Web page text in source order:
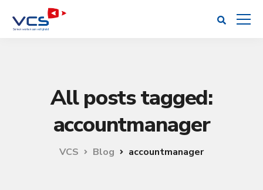
All posts tagged:
accountmanager
VCS Blog accountmanager